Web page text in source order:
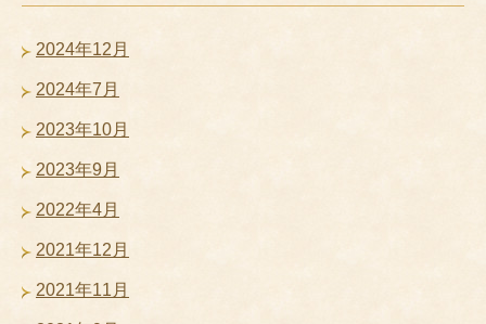
2024年12月
2024年7月
2023年10月
2023年9月
2022年4月
2021年12月
2021年11月